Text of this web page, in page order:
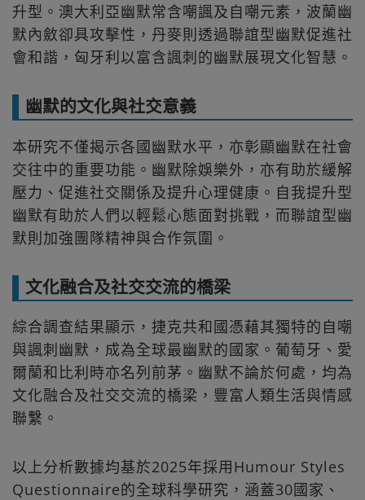
升型。澳大利亞幽默常含嘲諷及自嘲元素，波蘭幽
默內斂卻具攻擊性，丹麥則透過聯誼型幽默促進社
會和諧，匈牙利以富含諷刺的幽默展現文化智慧。
幽默的文化與社交意義
本研究不僅揭示各國幽默水平，亦彰顯幽默在社會
交往中的重要功能。幽默除娛樂外，亦有助於緩解
壓力、促進社交關係及提升心理健康。自我提升型
幽默有助於人們以輕鬆心態面對挑戰，而聯誼型幽
默則加強團隊精神與合作氛圍。
文化融合及社交交流的橋梁
綜合調查結果顯示，捷克共和國 憑藉其獨特的自嘲
與諷刺幽默，成為全球最幽默的國家。葡萄牙、愛
爾蘭和比利時亦名列前茅。幽默不論於何處，均為
文化融合及社交交流的橋梁，豐富人類生活與情感
聯繫。
以上分析數據均基於2025年採用Humour Styles
Questionnaire 的全球科學研究，涵蓋30國家、